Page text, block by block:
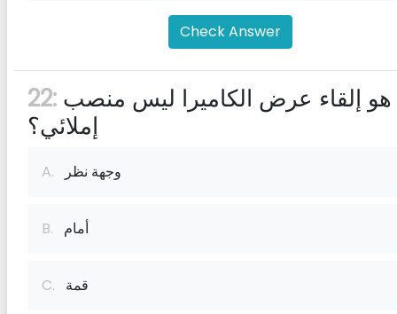
Check Answer
22:
إملائي؟
A. وجهة نظر
B. أمام
C. قمة